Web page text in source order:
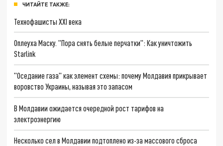
ЧИТАЙТЕ ТАКЖЕ:
Технофашисты XXI века
Оплеуха Маску. "Пора снять белые перчатки": Как уничтожить
Starlink
"Оседание газа" как элемент схемы: почему Молдавия прикрывает
воровство Украины, называя это запасом
В Молдавии ожидается очередной рост тарифов на
электроэнергию
Несколько сел в Молдавии подтоплено из-за массового сброса